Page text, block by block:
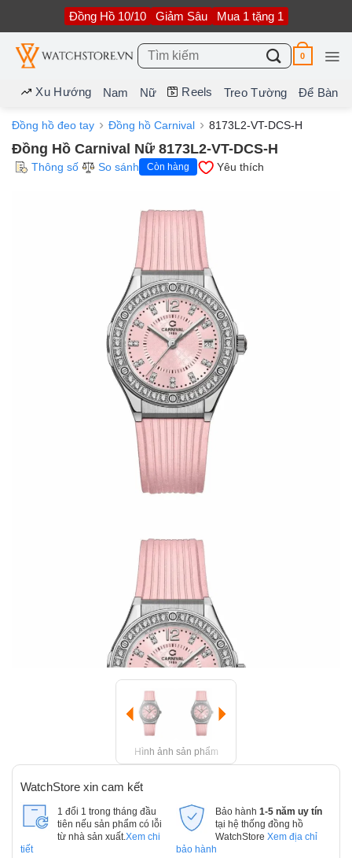
nội
dung
Đồng Hồ 10/10 Giảm Sâu Mua 1 tặng 1
Tìm
kiếm:
0
Xu Hướng Nam Nữ Reels Treo Tường Để Bàn
Đồng hồ đeo tay Đồng hồ Carnival 8173L2-VT-DCS-H
Đồng Hồ Carnival Nữ 8173L2-VT-DCS-H
Thông số So sánh Còn hàng Yêu thích
Hình ảnh sản phẩm
WatchStore xin cam kết
1 đổi 1 trong tháng đầu
tiên nếu sản phẩm có lỗi
từ nhà sản xuất. Xem chi
tiết
Bảo hành 1-5 năm uy tín
tại hệ thống đồng hồ
WatchStore Xem địa chỉ
bảo hành